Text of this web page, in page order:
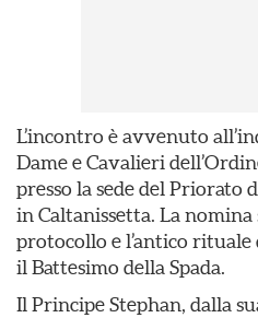
L’incontro è avvenuto
Dame e Cavalieri
presso la sede del Priorato
in Caltanissetta. La nomina
protocollo e l’antico rituale
il Battesimo della Spada.
Il Principe Stephan, dalla